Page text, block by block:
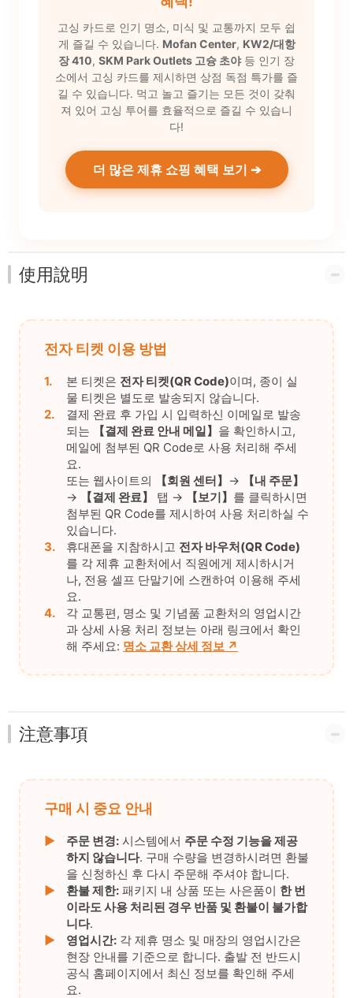
고싱 카드로 인기 명소, 미식 및 교통까지 모두 쉽
게 즐길 수 있습니다. Mofan Center, KW2/대항
장 410, SKM Park Outlets 고슝 초야등 인기 장
소에서 고싱 카드를 제시하면 상점 독점 특가를 즐
길 수 있습니다. 먹고 놀고 즐기는 모든 것이 갖춰
져 있어 고싱 투어를 효율적으로 즐길 수 있습니
다!
더 많은 제휴 쇼핑 혜택 보기 ➔
使用說明
전자 티켓 이용 방법
1. 본 티켓은 전자 티켓(QR Code)이며, 종이 실
물 티켓은 별도로 발송되지 않습니다.
2.
결제 완료 후 가입 시 입력하신 이메일로 발송
되는
【결제 완료 안내 메일】 을 확인하시고,
메일에 첨부된 QR Code로 사용 처리해 주세
요.
또는 웹사이트의
【회원 센터】 →
【내 주문】
→
【결제 완료】 탭 → 【보기】 를 클릭하시면
첨부된 QR Code를 제시하여 사용 처리하실 수
있습니다.
3.
휴대폰을 지참하시고 전자 바우처(QR Code)
를 각 제휴 교환처에서 직원에게 제시하시거
나, 전용 셀프 단말기에 스캔하여 이용해 주세
요.
4.
각 교통편, 명소 및 기념품 교환처의 영업시간
과 상세 사용 처리 정보는 아래 링크에서 확인
해 주세요: 명소 교환 상세 정보 ↗
注意事項
구매 시 중요 안내
▶ 주문 변경: 시스템에서 주문 수정 기능을 제공
하지 않습니다. 구매 수량을 변경하시려면 환불
을 신청하신 후 다시 주문해 주셔야 합니다.
▶
환불 제한: 패키지 내 상품 또는 사은품이 한 번
이라도 사용 처리된 경우 반품 및 환불이 불가합
니다.
▶
영업시간: 각 제휴 명소 및 매장의 영업시간은
현장 안내를 기준으로 합니다. 출발 전 반드시
공식 홈페이지에서 최신 정보를 확인해 주세
요.